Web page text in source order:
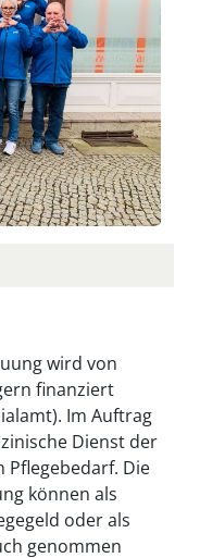
wird von
finanziert
Im Auftrag
Dienst der
Pflegebedarf. Die
können als
oder als
genommen